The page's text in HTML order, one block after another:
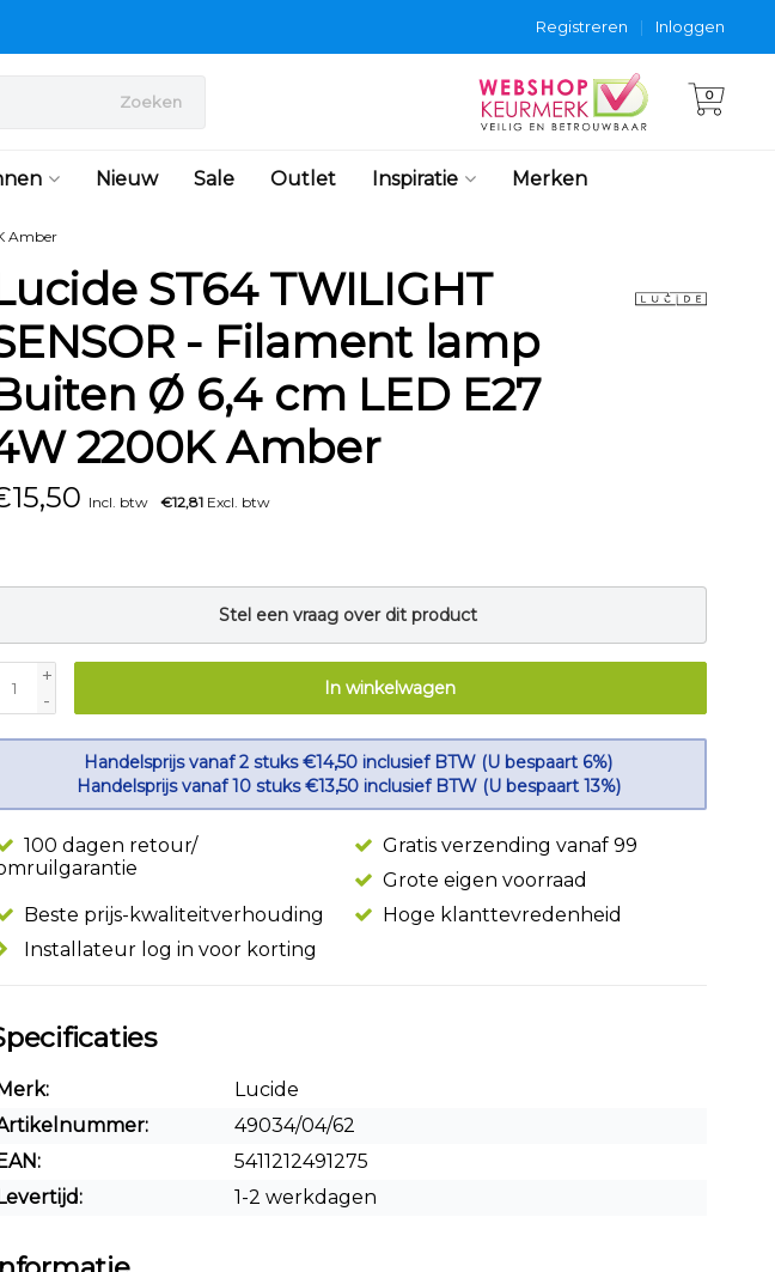
Inloggen
|
Registreren
Zoeken 0
Nieuw Sale Outlet Inspiratie Merken
Amber
ST64 TWILIGHT
- Filament lamp
Ø 6,4 cm LED E27
2200K Amber
15,50 Incl. btw €12,81 Excl. btw
Stel een vraag over dit product
+
-
In winkelwagen
Handelsprijs vanaf 2 stuks €14,50 inclusief BTW (U bespaart 6%)
Handelsprijs vanaf 10 stuks €13,50 inclusief BTW (U bespaart 13%)
100 dagen retour/
Gratis verzending vanaf 99
Grote eigen voorraad
Beste prijs-kwaliteitverhouding
Hoge klanttevredenheid
Installateur log in voor korting
Lucide
49034/04/62
5411212491275
1-2 werkdagen